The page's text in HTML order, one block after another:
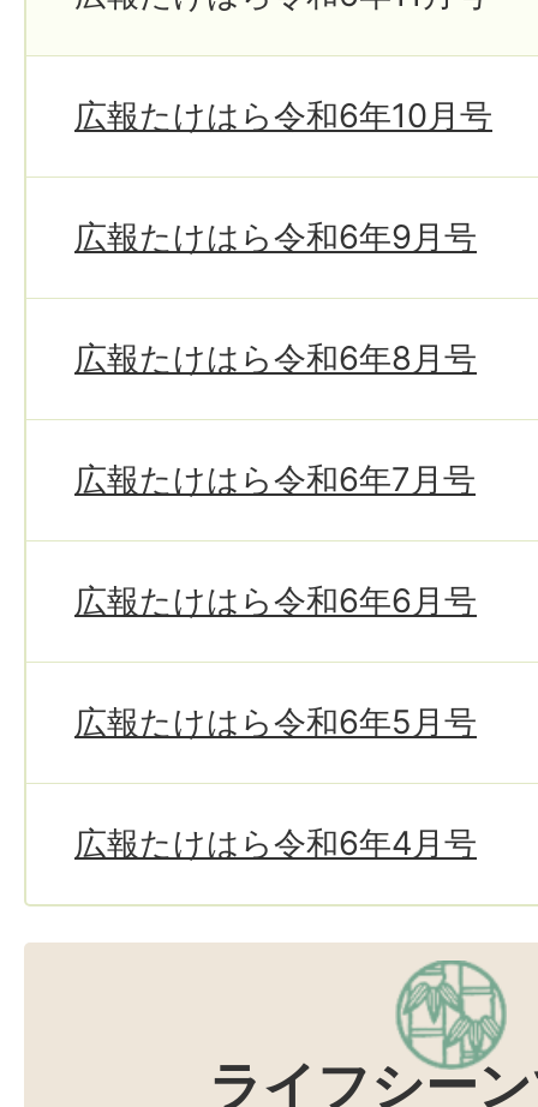
広報たけはら令和6年10月号
広報たけはら令和6年9月号
広報たけはら令和6年8月号
広報たけはら令和6年7月号
広報たけはら令和6年6月号
広報たけはら令和6年5月号
広報たけはら令和6年4月号
ライフシー